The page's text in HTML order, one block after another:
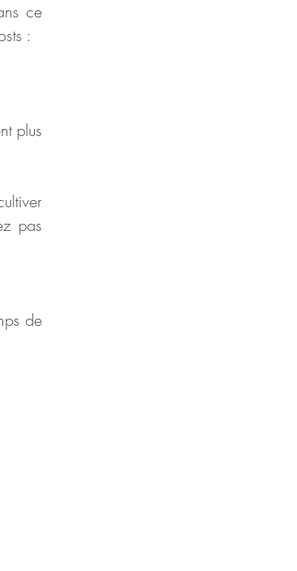
ce
:
plus
pas
de